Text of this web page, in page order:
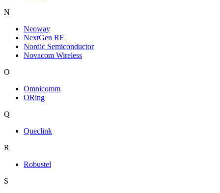
N
Neoway
NextGen RF
Nordic Semiconductor
Novacom Wireless
O
Omnicomm
ORing
Q
Queclink
R
Robustel
S